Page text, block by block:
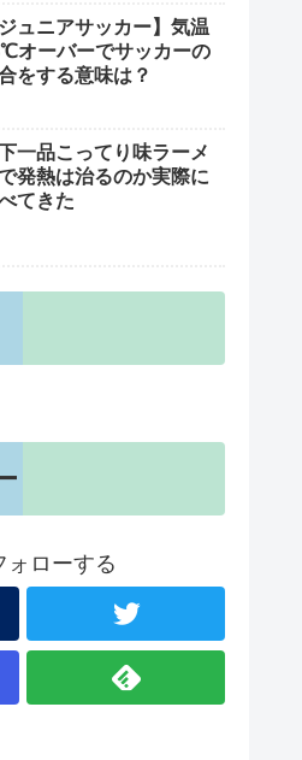
ジュニアサッカー】気温
オーバーでサッカーの
をする意味は？
一品こってり味ラーメ
発熱は治るのか実際に
てきた
ォローする